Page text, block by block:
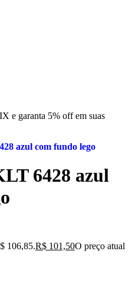
e garanta 5% off em suas
azul com fundo lego
6428 azul
106,85.R$ 101,50O preço atual